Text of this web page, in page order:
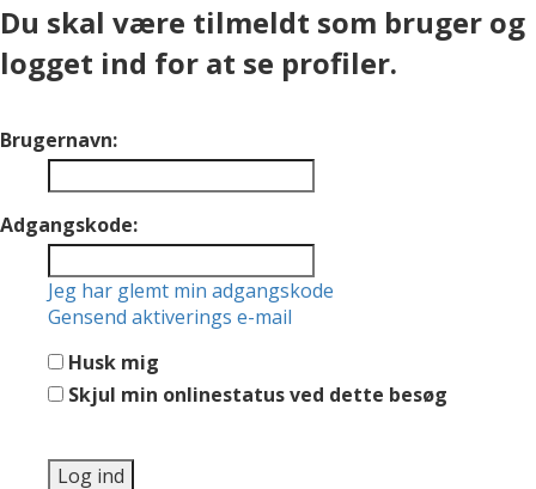
Du skal være tilmeldt som bruger og
logget ind for at se profiler.
Brugernavn:
Adgangskode:
Jeg har glemt min adgangskode
Gensend aktiverings e-mail
Husk mig
Skjul min onlinestatus ved dette besøg